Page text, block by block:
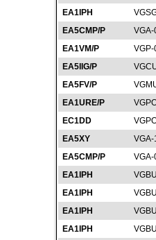
EA1IPH
EA5CMP/P
EA1VM/P
EA5IIG/P
EA5FV/P
EA1URE/P
EC1DD
EA5XY
EA5CMP/P
EA1IPH
EA1IPH
EA1IPH
EA1IPH